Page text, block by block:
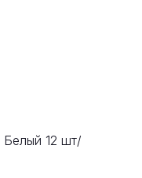
Белый 12 шт/